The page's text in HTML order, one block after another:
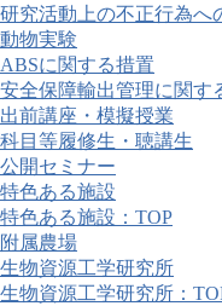
研究活動上の不正行為へ
動物実験
ABSに関する措置
安全保障輸出管理に関す
出前講座・模擬授業
科目等履修生・聴講生
公開セミナー
特色ある施設
特色ある施設：TOP
附属農場
生物資源工学研究所
生物資源工学研究所：